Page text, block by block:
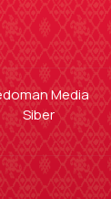
Media
Siber